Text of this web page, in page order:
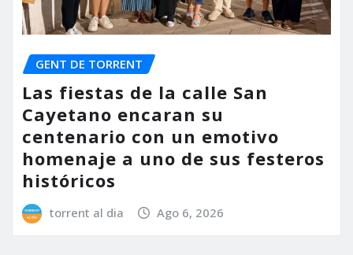
GENT DE TORRENT
Las fiestas de la calle San
Cayetano encaran su
centenario con un emotivo
homenaje a uno de sus festeros
históricos
torrent al dia Ago 6, 2026